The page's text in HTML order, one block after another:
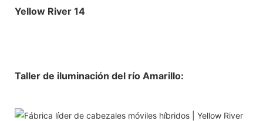
Taller de iluminación del río Amarillo: